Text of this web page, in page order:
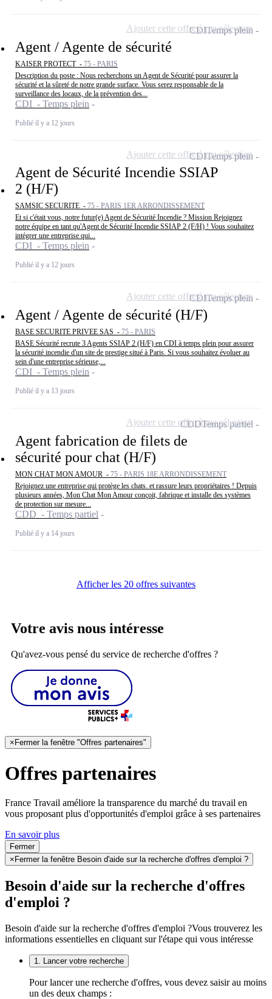
Agent / Agente de sécurité
KAISER PROTECT - 75 - PARIS
Description du poste : Nous recherchons un Agent de Sécurité pour assurer la
sécurité et la sûreté de notre grande surface. Vous serez responsable de la
surveillance des locaux, de la prévention des...
CDI - Temps plein
Publié il y a 12 jours
CDITemps plein
Ajouter cette offre à ma sélection
Agent de Sécurité Incendie SSIAP
2 (H/F)
SAMSIC SECURITE - 75 - PARIS 1ER ARRONDISSEMENT
Et si c'était vous, notre futur(e) Agent de Sécurité Incendie ? Mission Rejoignez
notre équipe en tant qu'Agent de Sécurité Incendie SSIAP 2 (F/H) ! Vous souhaitez
intégrer une entreprise qui...
CDI - Temps plein
Publié il y a 12 jours
CDITemps plein
Ajouter cette offre à ma sélection
Agent / Agente de sécurité (H/F)
BASE SECURITE PRIVEE SAS - 75 - PARIS
BASE Sécurité recrute 3 Agents SSIAP 2 (H/F) en CDI à temps plein pour assurer
la sécurité incendie d'un site de prestige situé à Paris. Si vous souhaitez évoluer au
sein d'une entreprise sérieuse,...
CDI - Temps plein
Publié il y a 13 jours
CDITemps plein
Ajouter cette offre à ma sélection
Agent fabrication de filets de
sécurité pour chat (H/F)
MON CHAT MON AMOUR - 75 - PARIS 18E ARRONDISSEMENT
Rejoignez une entreprise qui protège les chats. et rassure leurs propriétaires ! Depuis
plusieurs années, Mon Chat Mon Amour conçoit, fabrique et installe des systèmes
de protection sur mesure...
CDD - Temps partiel
Publié il y a 14 jours
CDDTemps partiel
Ajouter cette offre à ma sélection
Afficher les 20 offres suivantes
Votre avis nous intéresse
Qu'avez-vous pensé du service de recherche d'offres ?
× Fermer la fenêtre "Offres partenaires"
Offres partenaires
France Travail améliore la transparence du marché du travail en
vous proposant plus d'opportunités d'emploi grâce à ses partenaires
En savoir plus
Fermer
× Fermer la fenêtre Besoin d'aide sur la recherche d'offres d'emploi ?
Besoin d'aide sur la recherche d'offres
d'emploi ?
Besoin d'aide sur la recherche d'offres d'emploi ?Vous trouverez les
informations essentielles en cliquant sur l'étape qui vous intéresse
1. Lancer votre recherche
Pour lancer une recherche d'offres, vous devez saisir au moins
un des deux champs :